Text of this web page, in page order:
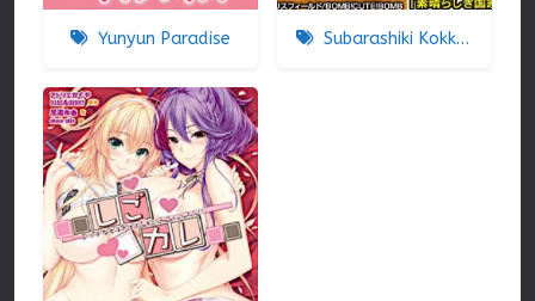
Yunyun Paradise Subarashiki Kokka No Kizuki-kata